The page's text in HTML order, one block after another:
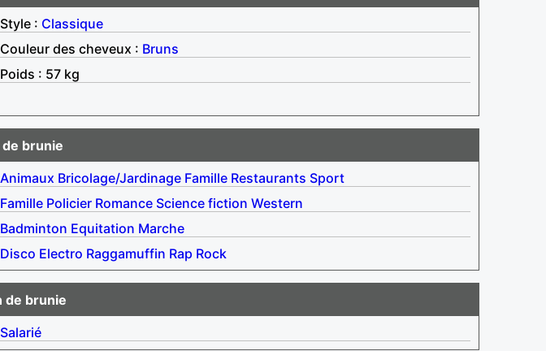
Style : Classique
Couleur des cheveux : Bruns
Poids : 57 kg
brunie
Animaux Bricolage/Jardinage Famille Restaurants Sport
Famille Policier Romance Science fiction Western
Badminton Equitation Marche
Disco Electro Raggamuffin Rap Rock
de brunie
Salarié